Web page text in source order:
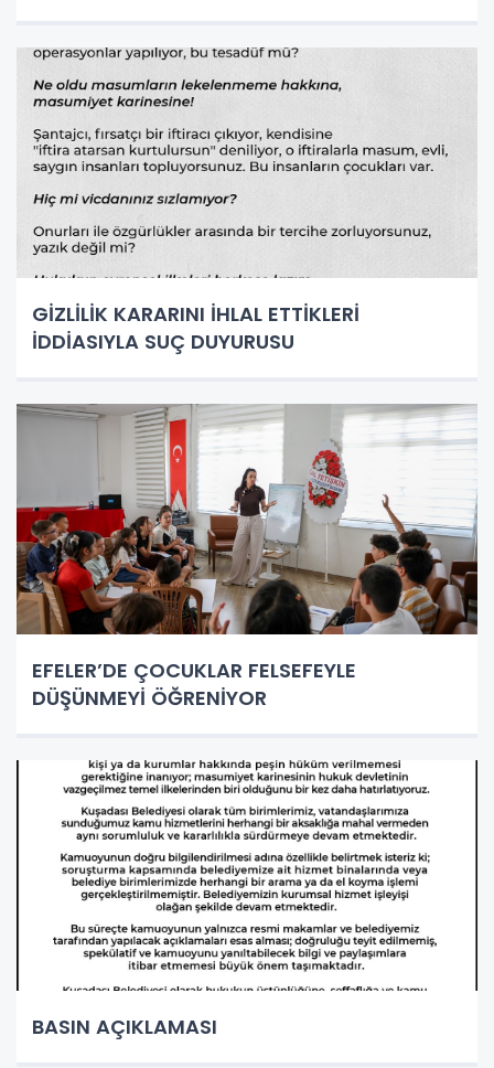
GİZLİLİK KARARINI İHLAL ETTİKLERİ
İDDİASIYLA SUÇ DUYURUSU
EFELER’DE ÇOCUKLAR FELSEFEYLE
DÜŞÜNMEYİ ÖĞRENİYOR
BASIN AÇIKLAMASI